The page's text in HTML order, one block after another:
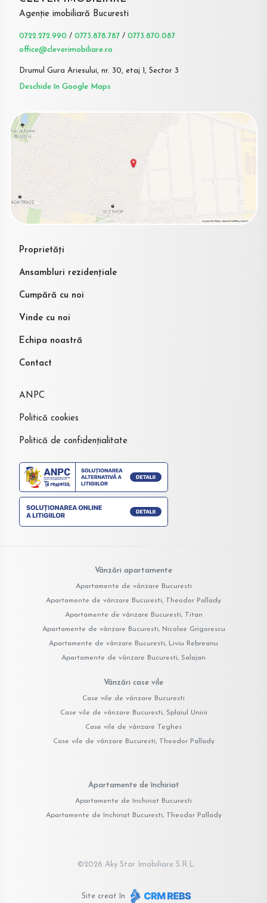
Agenție imobiliară Bucuresti
0722.272.990 / 0773.878.787 / 0773.870.087
office@cleverimobiliare.ro
Drumul Gura Ariesului, nr. 30, etaj 1, Sector 3
Deschide în Google Maps
Proprietăți
Ansambluri rezidențiale
Cumpără cu noi
Vinde cu noi
Echipa noastră
Contact
ANPC
Politică cookies
Politică de confidențialitate
Vânzări apartamente
Apartamente de vânzare Bucuresti
Apartamente de vânzare Bucuresti, Theodor Pallady
Apartamente de vânzare Bucuresti, Titan
Apartamente de vânzare Bucuresti, Nicolae Grigorescu
Apartamente de vânzare Bucuresti, Liviu Rebreanu
Apartamente de vânzare Bucuresti, Salajan
Vânzări case vile
Case vile de vânzare Bucuresti
Case vile de vânzare Bucuresti, Splaiul Unirii
Case vile de vânzare Teghes
Case vile de vânzare Bucuresti, Theodor Pallady
Apartamente de închiriat
Apartamente de închiriat Bucuresti
Apartamente de închiriat Bucuresti, Theodor Pallady
©2026 Aky Star Imobiliare S.R.L.
Site creat în